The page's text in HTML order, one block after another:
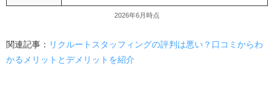
2026年6月時点
関連記事： リクルートスタッフィングの評判は悪い？口コミからわ
かるメリットとデメリットを紹介